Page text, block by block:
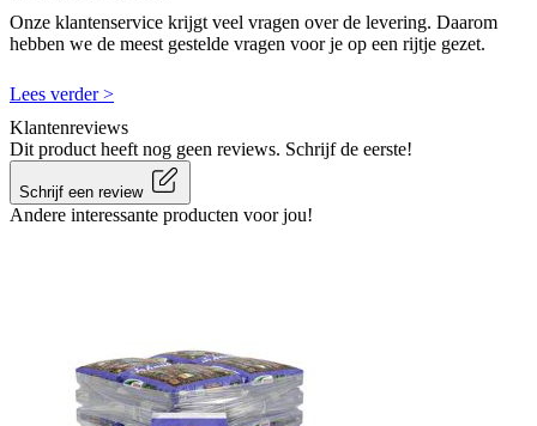
Onze klantenservice krijgt veel vragen over de levering. Daarom
hebben we de meest gestelde vragen voor je op een rijtje gezet.
Lees verder >
Klantenreviews
Dit product heeft nog geen reviews. Schrijf de eerste!
Schrijf een review
Andere interessante producten voor jou!